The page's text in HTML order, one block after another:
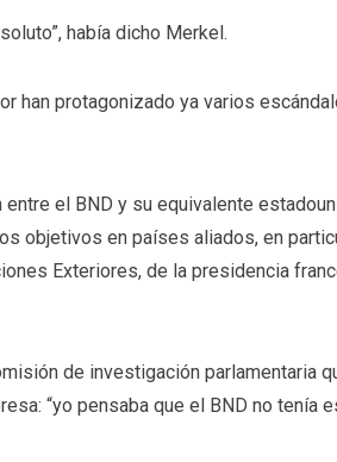
había dicho Merkel.
han protagonizado ya varios
el BND y su equivalente
objetivos en países aliados, en
Exteriores, de la presidencia
de investigación parlamentaria
“yo pensaba que el BND no tenía